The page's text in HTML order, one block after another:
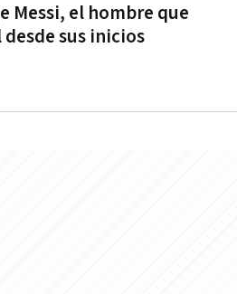
Messi, el hombre que
sus inicios